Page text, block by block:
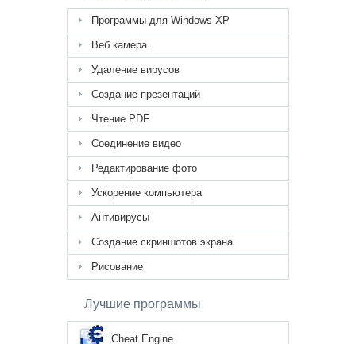
Программы для Windows XP
Веб камера
Удаление вирусов
Создание презентаций
Чтение PDF
Соединение видео
Редактирование фото
Ускорение компьютера
Антивирусы
Создание скриншотов экрана
Рисование
Лучшие программы
Cheat Engine